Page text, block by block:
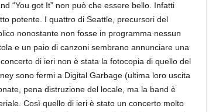
“You got It” non può che essere bello. Infatti
potente. I quattro di Seattle, precursori del
nonostante non fosse in programma nessun
e un paio di canzoni sembrano annunciare una
di ieri non è stata la fotocopia di quello del
sono fermi a Digital Garbage (ultima loro uscita
pena distruzione del locale, ma la band è
Così quello di ieri è stato un concerto molto